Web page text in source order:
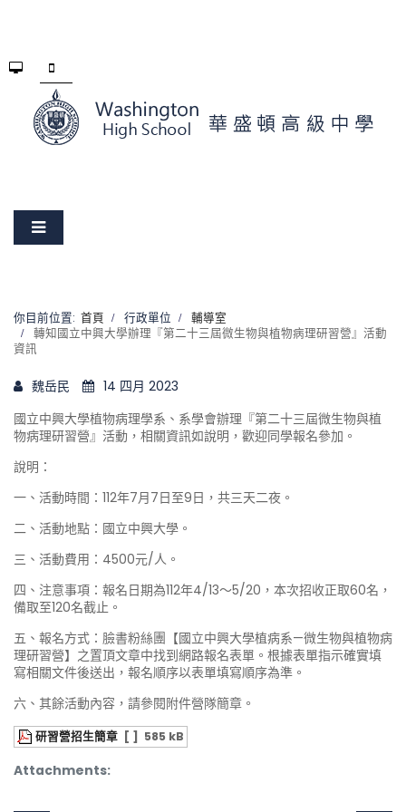
你目前位置: 首頁 行政單位
輔導室
轉知國立中興大學辦理『第二十三屆微生物與植物病理研習營』活動
資訊
魏岳民
14 四月 2023
國立中興大學植物病理學系、系學會辦理『第二十三屆微生物與植
物病理研習營』活動，相關資訊如說明，歡迎同學報名參加。
說明：
一、活動時間：112年7月7日至9日，共三天二夜。
二、活動地點：國立中興大學。
三、活動費用：4500元/人。
四、注意事項：報名日期為112年4/13～5/20，本次招收正取60名，
備取至120名截止。
五、報名方式：臉書粉絲團【國立中興大學植病系—微生物與植物病
理研習營】之置頂文章中找到網路報名表單。根據表單指示確實填
寫相關文件後送出，報名順序以表單填寫順序為準。
六、其餘活動內容，請參閱附件營隊簡章。
Attachments:
研習營招生簡章 [ ] 585 kB